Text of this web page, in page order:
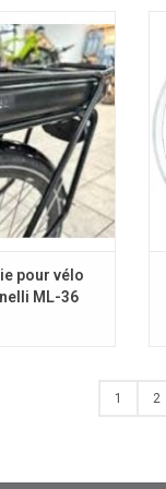
pour vélo
ML-36
pour vélo
ML-36
1 2